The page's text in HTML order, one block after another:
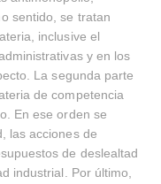
sentido, se tratan
inclusive el
y en los
La segunda parte
de competencia
En ese orden se
las acciones de
de deslealtad
industrial. Por último,